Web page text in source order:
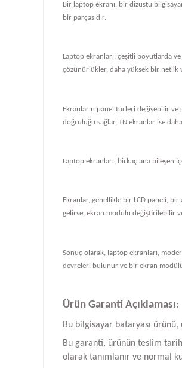
Bir laptop ekranı, bir dizüstü
bir parçasıdır.
Laptop ekranları, çeşitli boyutlarda
çözünürlükler, daha yüksek bir netlik
Ekranların panel türleri değişebilir ve
doğruluğu sağlar, TN ekranlar ise
Laptop ekranları, birkaç ana bileşen
Ekranlar, genellikle bir LCD paneli,
gelirse, ekran modülü değiştirilebilir
Sonuç olarak, laptop ekranları,
devreleri bulunur ve bir ekran
Ürün Garanti Açıklaması:
Bu bilgisayar bataryası
Bu garanti, ürünün teslim
olarak tanımlanır ve normal